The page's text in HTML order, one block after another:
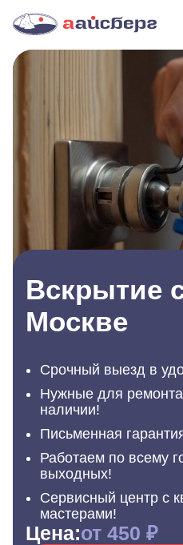
Вскрытие
Москве
Срочный выезд в
Нужные для ремонта
наличии!
Письменная
Работаем по всему
выходных!
Сервисный центр с
мастерами!
Цена:от 450 ₽